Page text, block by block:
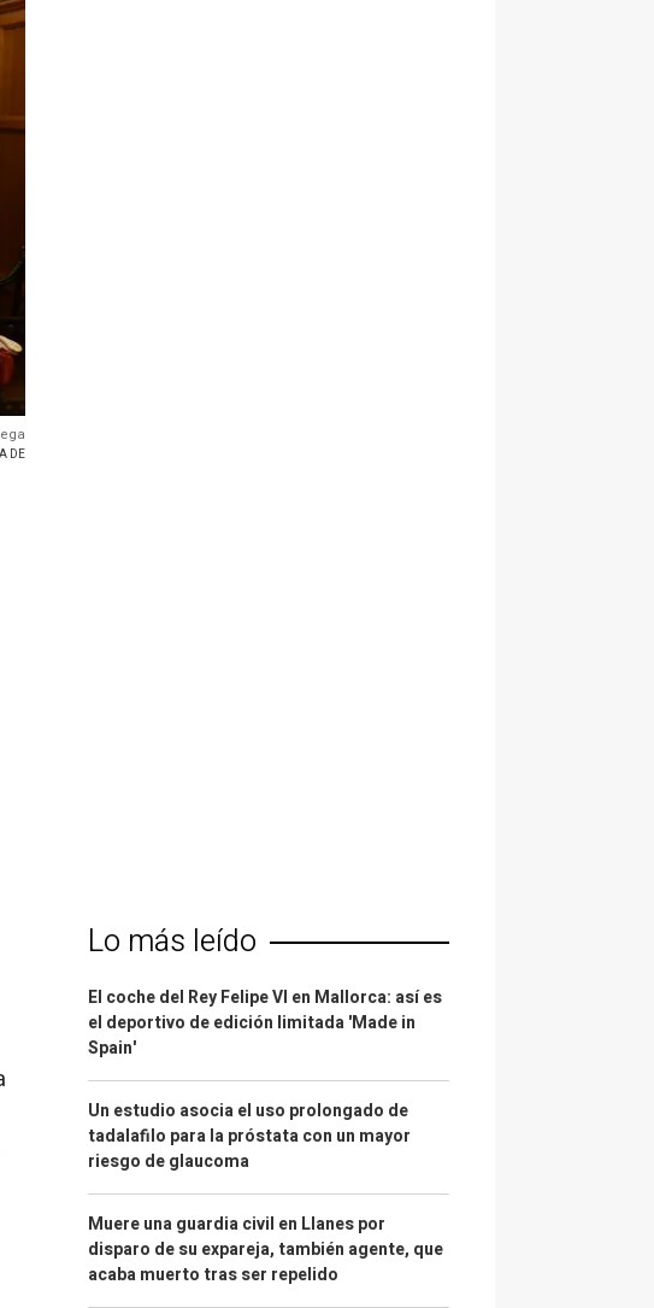
DE
Lo más leído
El coche del Rey Felipe VI en Mallorca: así es
el deportivo de edición limitada 'Made in
Spain'
Un estudio asocia el uso prolongado de
tadalafilo para la próstata con un mayor
riesgo de glaucoma
Muere una guardia civil en Llanes por
disparo de su expareja, también agente, que
acaba muerto tras ser repelido